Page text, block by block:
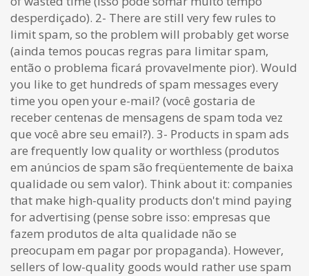
desperdiçado). 2- There are still very few rules to
limit spam, so the problem will probably get worse
(ainda temos poucas regras para limitar spam,
então o problema ficará provavelmente pior). Would
you like to get hundreds of spam messages every
time you open your e-mail? (você gostaria de
receber centenas de mensagens de spam toda vez
que você abre seu email?). 3- Products in spam ads
are frequently low quality or worthless (produtos
em anúncios de spam são freqüentemente de baixa
qualidade ou sem valor). Think about it: companies
that make high-quality products don't mind paying
for advertising (pense sobre isso: empresas que
fazem produtos de alta qualidade não se
preocupam em pagar por propaganda). However,
sellers of low-quality goods would rather use spam